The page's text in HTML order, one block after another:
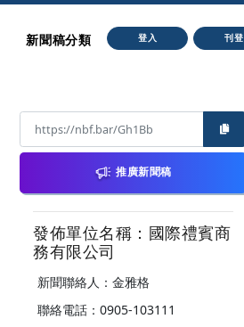
新聞稿分類 登入 刊登
推廣新聞稿
發佈單位名稱：國際禮賓商
務有限公司
新聞聯絡人：金雅格
聯絡電話：0905-103111